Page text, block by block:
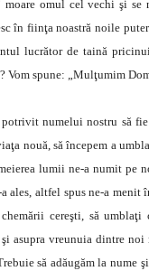
omul cel vechi şi se
în fiinţa noastră noile
lucrător de taină
Vom spune: „Mulţumim
numelui nostru să
nouă, să începem a
lumii ne-a numit pe
ales, altfel spus ne-a
cereşti, să
asupra vreunuia dintre
să adăugăm la nume